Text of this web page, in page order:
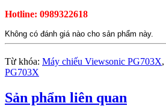
Hotline: 0989322618
Không có đánh giá nào cho sản phẩm này.
Từ khóa: Máy chiếu Viewsonic PG703X,
PG703X
Sản phẩm liên quan